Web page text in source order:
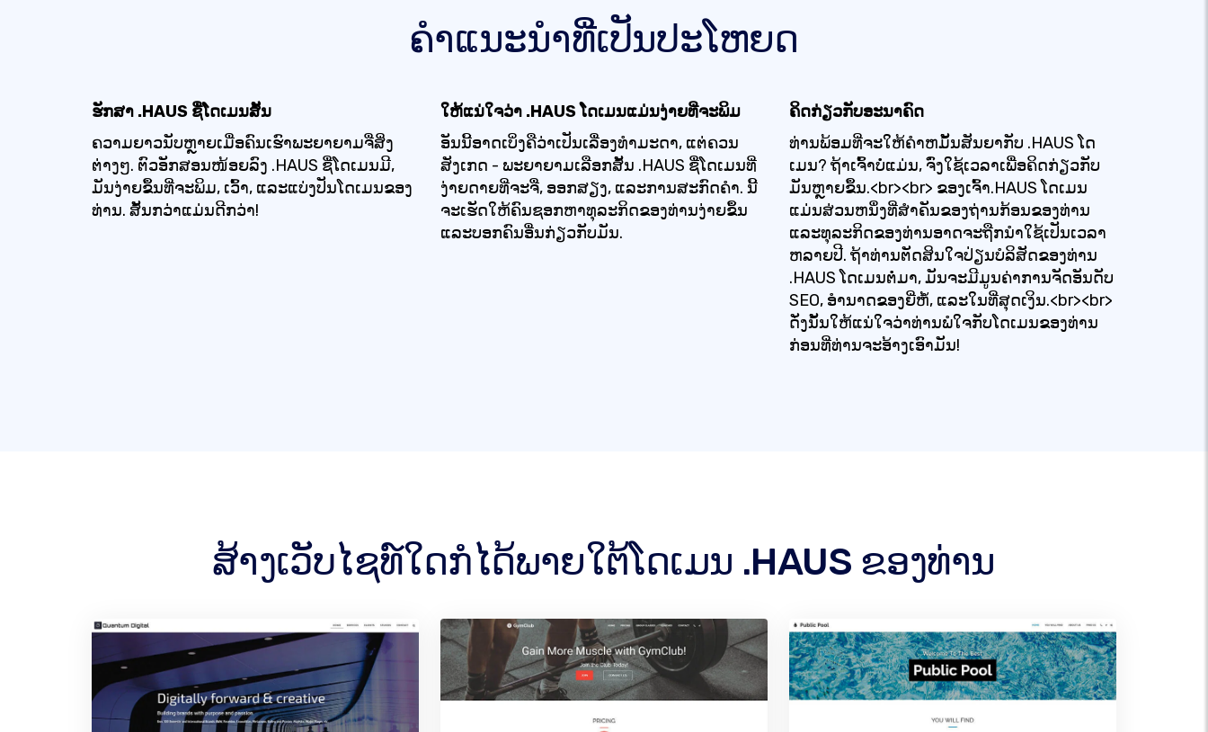
ຄໍາແນະນໍາທີ່ເປັນປະໂຫຍດ
ຮັກສາ .HAUS ຊື່ໂດເມນສັ້ນ
ຄວາມຍາວນັບຫຼາຍເມື່ອຄົນເຮົາພະຍາຍາມຈື່ສິ່ງ
ຕ່າງໆ. ຕົວອັກສອນໜ້ອຍລົງ .HAUS ຊື່ໂດເມນມີ,
ມັນງ່າຍຂຶ້ນທີ່ຈະພິມ, ເວົ້າ, ແລະແບ່ງປັນໂດເມນຂອງ
ທ່ານ. ສັ້ນກວ່າແມ່ນດີກວ່າ!
ໃຫ້ແນ່ໃຈວ່າ .HAUS ໂດເມນແມ່ນງ່າຍທີ່ຈະພິມ
ອັນນີ້ອາດເບິ່ງຄືວ່າເປັນເລື່ອງທຳມະດາ, ແຕ່ຄວນ
ສັງເກດ - ພະຍາຍາມເລືອກສັ້ນ .HAUS ຊື່ໂດເມນທີ່
ງ່າຍດາຍທີ່ຈະຈື່, ອອກສຽງ, ແລະການສະກົດຄໍາ. ນີ້
ຈະເຮັດໃຫ້ຄົນຊອກຫາທຸລະກິດຂອງທ່ານງ່າຍຂຶ້ນ
ແລະບອກຄົນອື່ນກ່ຽວກັບມັນ.
ຄິດກ່ຽວກັບອະນາຄົດ
ທ່ານພ້ອມທີ່ຈະໃຫ້ຄໍາຫມັ້ນສັນຍາກັບ .HAUS ໂດ
ເມນ? ຖ້າເຈົ້າບໍ່ແມ່ນ, ຈົ່ງໃຊ້ເວລາເພື່ອຄິດກ່ຽວກັບ
ມັນຫຼາຍຂຶ້ນ.<br><br> ຂອງເຈົ້າ.HAUS ໂດເມນ
ແມ່ນສ່ວນຫນຶ່ງທີ່ສໍາຄັນຂອງຖ່ານກ້ອນຂອງທ່ານ
ແລະທຸລະກິດຂອງທ່ານອາດຈະຖືກນໍາໃຊ້ເປັນເວລາ
ຫລາຍປີ. ຖ້າທ່ານຕັດສິນໃຈປ່ຽນບໍລິສັດຂອງທ່ານ
.HAUS ໂດເມນຕໍ່ມາ, ມັນຈະມີມູນຄ່າການຈັດອັນດັບ
SEO, ອໍານາດຂອງຍີ່ຫໍ້, ແລະໃນທີ່ສຸດເງິນ.<br><br>
ດັ່ງນັ້ນໃຫ້ແນ່ໃຈວ່າທ່ານພໍໃຈກັບໂດເມນຂອງທ່ານ
ກ່ອນທີ່ທ່ານຈະອ້າງເອົາມັນ!
ສ້າງເວັບໄຊທ໌ໃດກໍໄດ້ພາຍໃຕ້ໂດເມນ .HAUS ຂອງທ່ານ